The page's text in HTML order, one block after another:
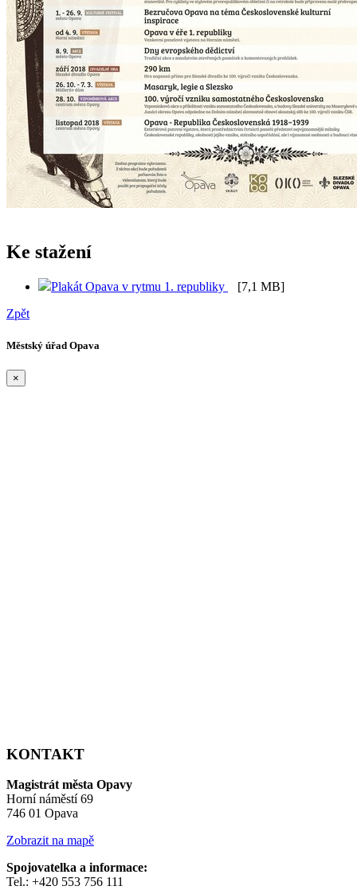
Ke stažení
Plakát Opava v rytmu 1. republiky
[7,1 MB]
Zpět
Městský úřad Opava
×
KONTAKT
Magistrát města Opavy
Horní náměstí 69
746 01 Opava
Zobrazit na mapě
Spojovatelka a informace:
Tel.: +420 553 756 111